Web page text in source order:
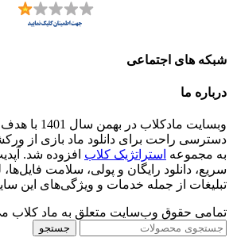
شبکه های اجتماعی
درباره ما
وبسایت
دسترسی راحت برای دانلود ماد بازی از
به مجموعه استراتژیک کلاب افزوده شد.
سریع، دانلود رایگان و پولی، سلامت
تبلیغات از جمله خدمات و ویژگی‌های این
تمامی حقوق وب‌سایت متعلق به ماد کلاب
جستجو